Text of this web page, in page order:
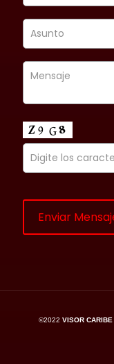
©2022 VISOR CARIBE